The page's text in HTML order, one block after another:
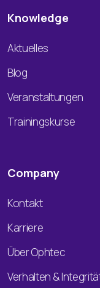
Knowledge
Aktuelles
Blog
Veranstaltungen
Trainingskurse
Company
Kontakt
Karriere
Über Ophtec
Verhalten &